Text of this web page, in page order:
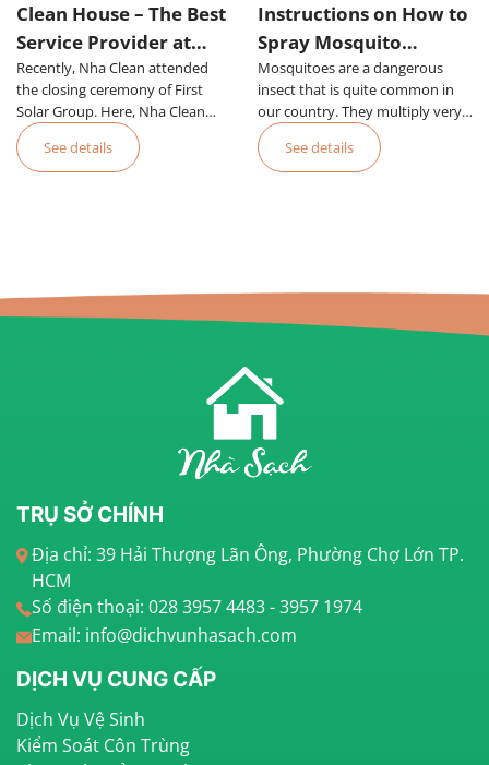
Recently, Nha Clean attended
the closing ceremony of First
Solar Group. Here, Nha Clean
was recognized as the best
service provider of the year.
Clean House – The Best
Service Provider at
First Solar
See details
Mosquitoes are a dangerous
insect that is quite common in
our country. They multiply very
strongly in the rainy seasons and
cause many dangerous diseases
for humans, of which the most
Instructions on How to
Spray Mosquito
Repellent Safely and
Effectively
See details
TRỤ SỞ CHÍNH
Địa chỉ: 39 Hải Thượng Lãn Ông, Phường Chợ Lớn TP.
HCM
Số điện thoại: 028 3957 4483 - 3957 1974
Email: info@dichvunhasach.com
DỊCH VỤ CUNG CẤP
Dịch Vụ Vệ Sinh
Kiểm Soát Côn Trùng